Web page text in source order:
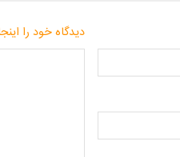
دیدگاه خود را